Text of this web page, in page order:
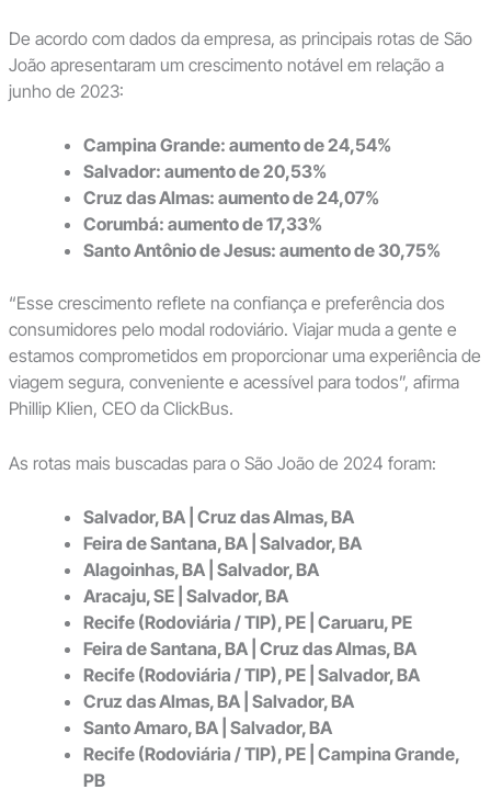
De acordo com dados da empresa, as principais rotas de São
João apresentaram um crescimento notável em relação a
junho de 2023:
Campina Grande: aumento de 24,54%
Salvador: aumento de 20,53%
Cruz das Almas: aumento de 24,07%
Corumbá: aumento de 17,33%
Santo Antônio de Jesus: aumento de 30,75%
“Esse crescimento reflete na confiança e preferência dos
consumidores pelo modal rodoviário. Viajar muda a gente e
estamos comprometidos em proporcionar uma experiência de
viagem segura, conveniente e acessível para todos”, afirma
Phillip Klien, CEO da ClickBus.
As rotas mais buscadas para o São João de 2024 foram:
Salvador, BA | Cruz das Almas, BA
Feira de Santana, BA | Salvador, BA
Alagoinhas, BA | Salvador, BA
Aracaju, SE | Salvador, BA
Recife (Rodoviária / TIP), PE | Caruaru, PE
Feira de Santana, BA | Cruz das Almas, BA
Recife (Rodoviária / TIP), PE | Salvador, BA
Cruz das Almas, BA | Salvador, BA
Santo Amaro, BA | Salvador, BA
Recife (Rodoviária / TIP), PE | Campina Grande,
PB